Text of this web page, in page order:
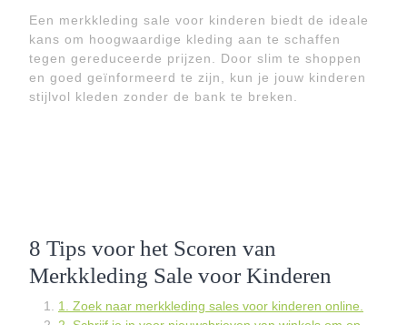
Een merkkleding sale voor kinderen biedt de ideale
kans om hoogwaardige kleding aan te schaffen
tegen gereduceerde prijzen. Door slim te shoppen
en goed geïnformeerd te zijn, kun je jouw kinderen
stijlvol kleden zonder de bank te breken.
8 Tips voor het Scoren van
Merkkleding Sale voor Kinderen
1. Zoek naar merkkleding sales voor kinderen online.